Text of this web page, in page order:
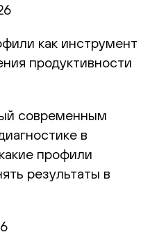
как инструмент
продуктивности
современным
в
профили
результаты в